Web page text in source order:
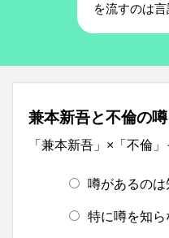
を流すのは言
兼本新吾と不倫の
「兼本新吾」×「不倫
噂があるのは
特に噂を知ら